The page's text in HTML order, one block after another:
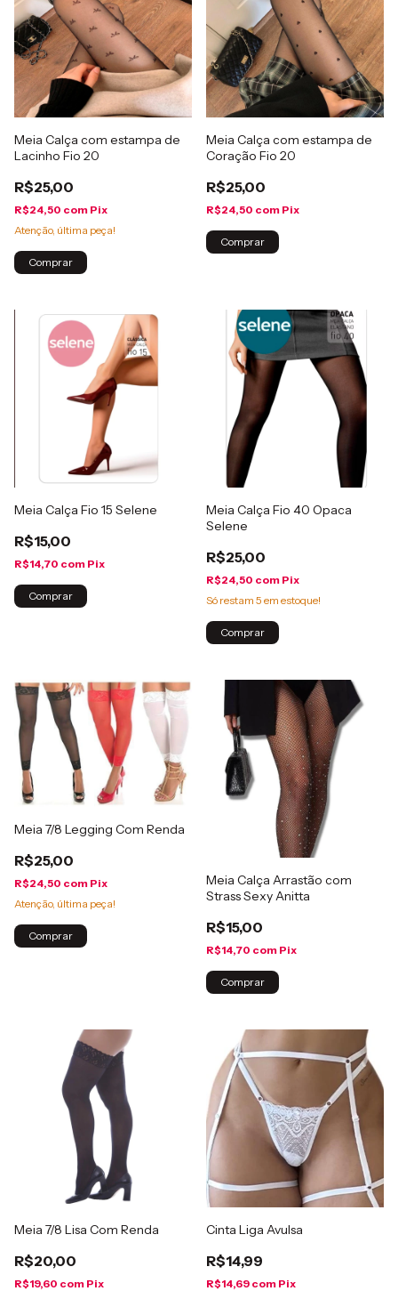
Meia Calça com estampa de
Lacinho Fio 20
R$25,00
R$24,50 com Pix
Atenção, última peça!
Comprar
Meia Calça com estampa de
Coração Fio 20
R$25,00
R$24,50 com Pix
Comprar
Meia Calça Fio 15 Selene
R$15,00
R$14,70 com Pix
Comprar
Meia Calça Fio 40 Opaca
Selene
R$25,00
R$24,50 com Pix
Só restam 5 em estoque!
Comprar
Meia 7/8 Legging Com Renda
R$25,00
R$24,50 com Pix
Atenção, última peça!
Comprar
Meia Calça Arrastão com
Strass Sexy Anitta
R$15,00
R$14,70 com Pix
Comprar
Meia 7/8 Lisa Com Renda
R$20,00
R$19,60 com Pix
Cinta Liga Avulsa
R$14,99
R$14,69 com Pix